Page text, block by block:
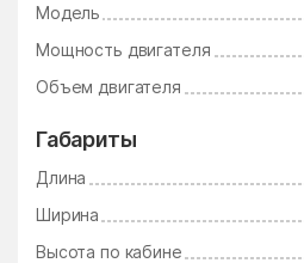
Модель
Мощность двигателя
Объем двигателя
Габариты
Длина
Ширина
Высота по кабине
Юность